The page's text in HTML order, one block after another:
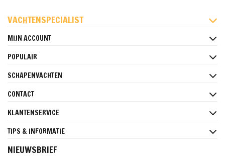
VACHTENSPECIALIST
MIJN ACCOUNT
POPULAIR
SCHAPENVACHTEN
CONTACT
KLANTENSERVICE
TIPS & INFORMATIE
NIEUWSBRIEF